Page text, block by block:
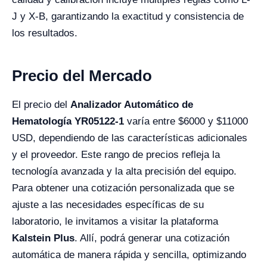
J y X-B, garantizando la exactitud y consistencia de
los resultados.
Precio del Mercado
El precio del Analizador Automático de
Hematología YR05122-1 varía entre $6000 y $11000
USD, dependiendo de las características adicionales
y el proveedor. Este rango de precios refleja la
tecnología avanzada y la alta precisión del equipo.
Para obtener una cotización personalizada que se
ajuste a las necesidades específicas de su
laboratorio, le invitamos a visitar la plataforma
Kalstein Plus. Allí, podrá generar una cotización
automática de manera rápida y sencilla, optimizando